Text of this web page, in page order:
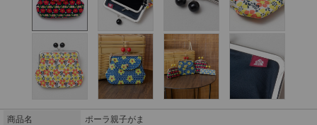
商品名
ポーラ親子がま